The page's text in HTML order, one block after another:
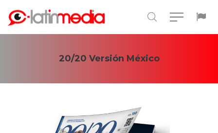
20/20 Versión México